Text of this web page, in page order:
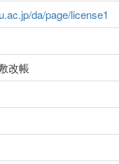
da/page/license1
改帳